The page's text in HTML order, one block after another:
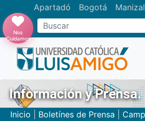
Apartadó Bogotá
Buscar
Nos
Cuidamos
Información y Prensa.
Inicio Boletínes de Prensa